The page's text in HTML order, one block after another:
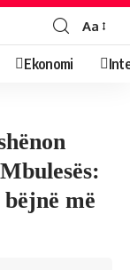
Aa
Ekonomi
më